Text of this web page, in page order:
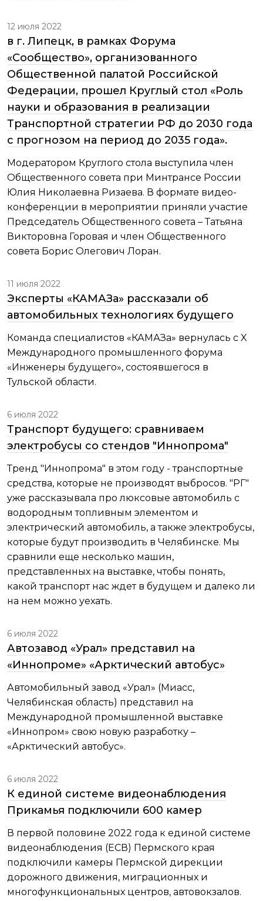
12 июля 2022
в г. Липецк, в рамках Форума
«Сообщество», организованного
Общественной палатой Российской
Федерации, прошел Круглый стол «Роль
науки и образования в реализации
Транспортной стратегии РФ до 2030 года
с прогнозом на период до 2035 года».
Модератором Круглого стола выступила член
Общественного совета при Минтрансе России
Юлия Николаевна Ризаева. В формате видео-
конференции в мероприятии приняли участие
Председатель Общественного совета – Татьяна
Викторовна Горовая и член Общественного
совета Борис Олегович Лоран.
11 июля 2022
Эксперты «КАМАЗа» рассказали об
автомобильных технологиях будущего
Команда специалистов «КАМАЗа» вернулась с X
Международного промышленного форума
«Инженеры будущего», состоявшегося в
Тульской области.
6 июля 2022
Транспорт будущего: сравниваем
электробусы со стендов "Иннопрома"
Тренд "Иннопрома" в этом году - транспортные
средства, которые не производят выбросов. "РГ"
уже рассказывала про люксовые автомобиль с
водородным топливным элементом и
электрический автомобиль, а также электробусы,
которые будут производить в Челябинске. Мы
сравнили еще несколько машин,
представленных на выставке, чтобы понять,
какой транспорт нас ждет в будущем и далеко ли
на нем можно уехать.
6 июля 2022
Автозавод «Урал» представил на
«Иннопроме» «Арктический автобус»
Автомобильный завод «Урал» (Миасс,
Челябинская область) представил на
Международной промышленной выставке
«Иннопром» свою новую разработку –
«Арктический автобус».
6 июля 2022
К единой системе видеонаблюдения
Прикамья подключили 600 камер
В первой половине 2022 года к единой системе
видеонаблюдения (ЕСВ) Пермского края
подключили камеры Пермской дирекции
дорожного движения, миграционных и
многофункциональных центров, автовокзалов.